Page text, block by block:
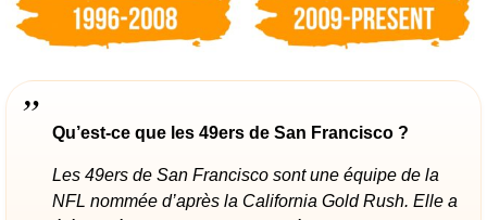
Qu’est-ce que les 49ers de San Francisco ?
Les 49ers de San Francisco sont une équipe de la
NFL nommée d’après la California Gold Rush. Elle a